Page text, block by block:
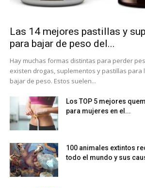
Las 14 mejores pastillas y
para bajar de peso del...
Hay muchas formas distintas para perder
existen drogas, suplementos y pastillas para
bajar de peso. Estos suelen...
Los TOP 5 mejores
para mujeres en el...
100 animales extintos
todo el mundo y sus